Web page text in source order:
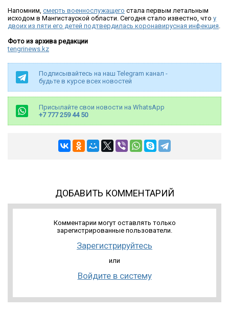
Напомним, смерть военнослужащего стала первым летальным
исходом в Мангистауской области. Сегодня стало известно, что у
двоих из пяти его детей подтвердилась коронавирусная инфекция.
Фото из архива редакции
tengrinews.kz
Подписывайтесь на наш Telegram канал -
будьте в курсе всех новостей
Присылайте свои новости на WhatsApp
+7 777 259 44 50
ДОБАВИТЬ КОММЕНТАРИЙ
Комментарии могут оставлять только
зарегистрированные пользователи.
Зарегистрируйтесь
или
Войдите в систему